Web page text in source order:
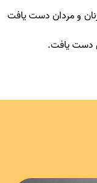
زنان و مردان دست یافت
دست یافت.